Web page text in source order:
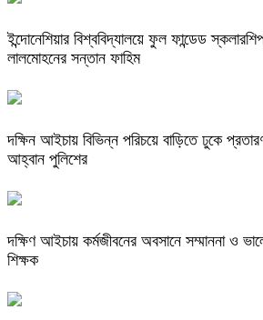
ইন্দোনেশিয়ার বিশ্ববিদ্যালয়ে ফুল ফান্ডেড
লালমোহনের সন্তান ফাহিম
দক্ষিন আইচায় ‎বিভিন্ন পরিচয়ে বাড়িতে ঢুকে
আহ্বান পুলিশের
দক্ষিণ আইচায় কর্মজীবনের অবসানে সম্মাননা ও
শিক্ষক